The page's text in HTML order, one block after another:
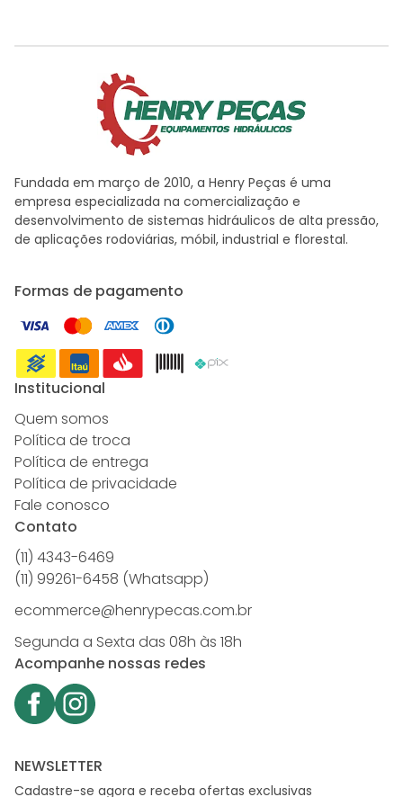
Fundada em março de 2010, a Henry Peças é uma
empresa especializada na comercialização e
desenvolvimento de sistemas hidráulicos de alta pressão,
de aplicações rodoviárias, móbil, industrial e florestal.
Formas de pagamento
Institucional
Quem somos
Política de troca
Política de entrega
Política de privacidade
Fale conosco
Contato
(11) 4343-6469
(11) 99261-6458 (Whatsapp)
ecommerce@henrypecas.com.br
Segunda a Sexta das 08h às 18h
Acompanhe nossas redes
NEWSLETTER
Cadastre-se agora e receba ofertas exclusivas